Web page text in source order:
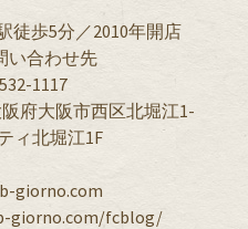
徒歩5分／2010年開店
い合わせ先
1117
府大阪市西区北堀江1-
ィ北堀江1F
giorno.com
giorno.com/fcblog/